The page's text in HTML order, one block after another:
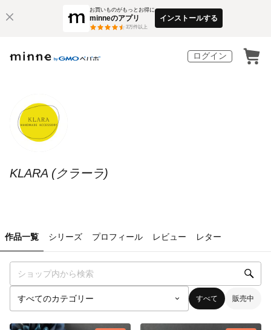
お買いものがもっとお得に
minneのアプリ
3万件以上
インストールする
ログイン
KLARA (クラーラ)
作品一覧 シリーズ プロフィール レビュー レター
すべて 販売中